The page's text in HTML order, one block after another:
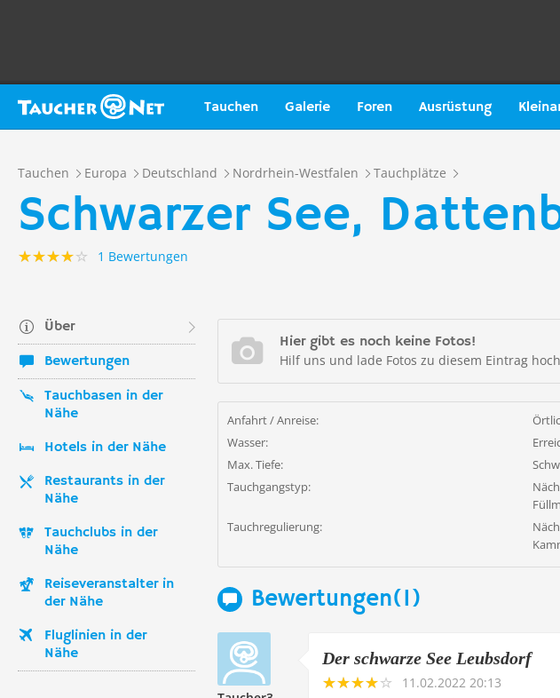
Tauchen Galerie Foren Ausrüstung
Tauchen Europa Deutschland Nordrhein-Westfalen Tauchplätze
Schwarzer See,
1 Bewertungen
Über
Bewertungen
Tauchbasen in der
Nähe
Hotels in der Nähe
Restaurants in der
Nähe
Tauchclubs in der
Nähe
Reiseveranstalter in
der Nähe
Fluglinien in der
Nähe
Hier gibt es noch keine Fotos!
Hilf uns und lade Fotos zu diesem Eintrag
Anfahrt / Anreise:
Wasser:
Max. Tiefe:
Tauchgangstyp:
Tauchregulierung:
Bewertungen(1)
Der schwarze See Leubsdorf
11.02.2022 20:13